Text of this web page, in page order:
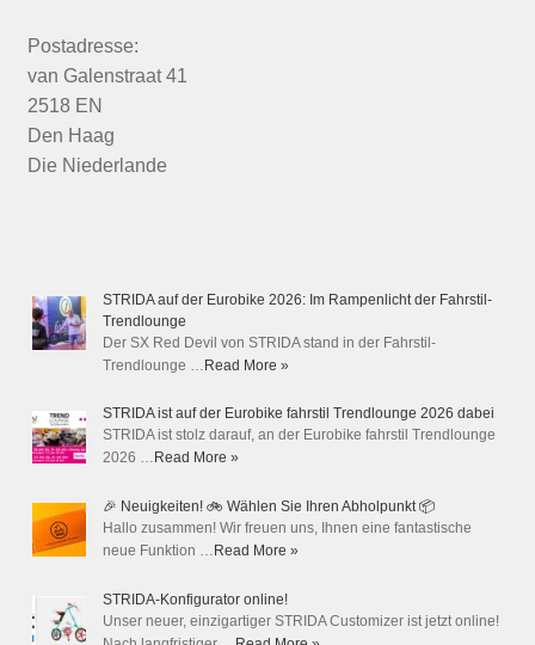
Postadresse:
van Galenstraat 41
2518 EN
Den Haag
Die Niederlande
STRIDA auf der Eurobike 2026: Im Rampenlicht der Fahrstil-
Trendlounge
Der SX Red Devil von STRIDA stand in der Fahrstil-
Trendlounge … Read More »
STRIDA ist auf der Eurobike fahrstil Trendlounge 2026 dabei
STRIDA ist stolz darauf, an der Eurobike fahrstil Trendlounge
2026 … Read More »
🎉 Neuigkeiten! 🚲 Wählen Sie Ihren Abholpunkt 📦
Hallo zusammen! Wir freuen uns, Ihnen eine fantastische
neue Funktion … Read More »
STRIDA-Konfigurator online!
Unser neuer, einzigartiger STRIDA Customizer ist jetzt online!